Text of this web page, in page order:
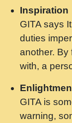
मर गनय
मेरे मन
Rishikesh
यह
Talab Hai
Inspiration
GITA says
duties
another. By
with, a
GITA is
warning,